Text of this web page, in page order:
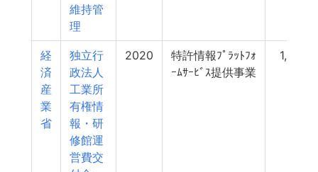
維持管
理
経
済
産
業
省
独立行
政法人
工業所
有権情
報・研
修館運
営費交
2020
特許情報ﾌﾟﾗｯﾄﾌｫ
ｰﾑｻｰﾋﾞｽ提供事業
1,526